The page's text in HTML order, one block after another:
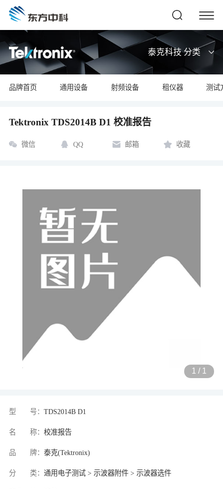
泰克科技 分类
品牌首页 通用设备 射频设备 租仪器 测试
Tektronix TDS2014B D1 校准报告
微信 QQ 邮箱 收藏
1 / 1
型 号： TDS2014B D1
名 称： 校准报告
品 牌： 泰克(Tektronix)
分 类： 通用电子测试 > 示波器附件 > 示波器选件